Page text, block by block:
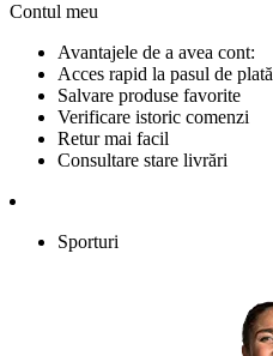
Contul meu
Avantajele de a avea cont:
Acces rapid la pasul de plată
Salvare produse favorite
Verificare istoric comenzi
Retur mai facil
Consultare stare livrări
Sporturi